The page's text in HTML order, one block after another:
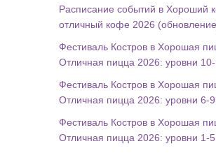
Расписание событий в Хороший
отличный кофе 2026
Фестиваль Костров в Хорошая
Отличная пицца 2026: уровни
Фестиваль Костров в Хорошая
Отличная пицца 2026: уровни 6-9
Фестиваль Костров в Хорошая
Отличная пицца 2026: уровни 1-5